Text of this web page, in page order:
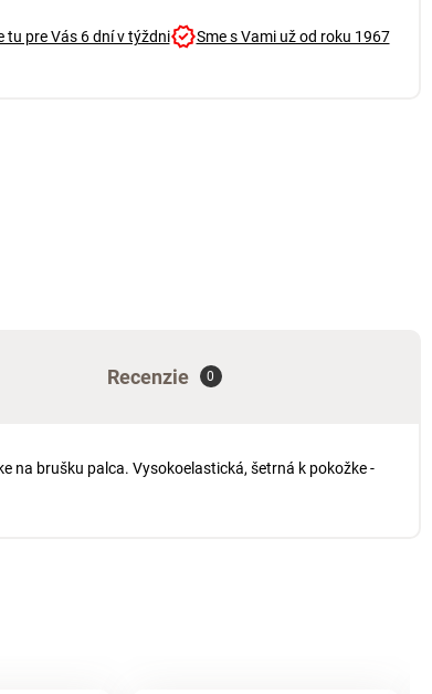
tu pre Vás 6 dní v týždni Sme s Vami už od roku 1967
Recenzie 0
na brušku palca. Vysokoelastická, šetrná k pokožke -